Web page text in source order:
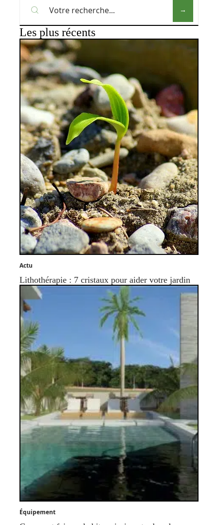
Les plus récents
Actu
Lithothérapie : 7 cristaux pour aider votre jardin
Équipement